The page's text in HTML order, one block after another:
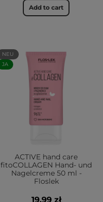
Add to cart
NEU
JA
ACTIVE hand care
fitoCOLLAGEN Hand- und
Nagelcreme 50 ml -
Floslek
19,99 zł